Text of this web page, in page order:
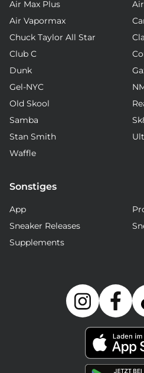
Air Max Plus
Air Vapormax
Chuck Taylor All Star
Club C
Dunk
Gel-NYC
Old Skool
Samba
Stan Smith
Waffle
Sonstiges
App
Sneaker Releases
Supplements